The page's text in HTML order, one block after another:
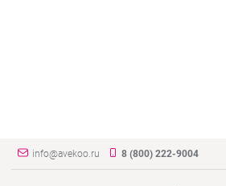
info@avekoo.ru 8 (800) 222-9004